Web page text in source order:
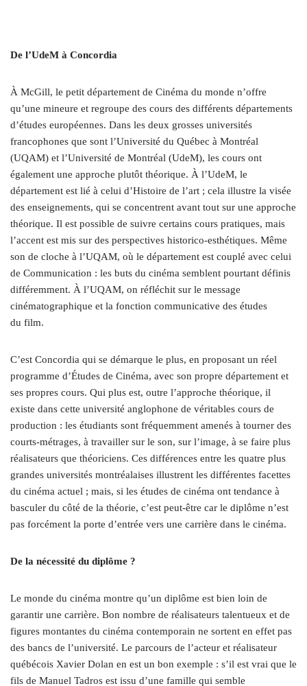
De l’UdeM à Concordia
À McGill, le petit département de Cinéma du monde n’offre
qu’une mineure et regroupe des cours des différents départements
d’études européennes. Dans les deux grosses universités
francophones que sont l’Université du Québec à Montréal
(UQAM) et l’Université de Montréal (UdeM), les cours ont
également une approche plutôt théorique. À l’UdeM, le
département est lié à celui d’Histoire de l’art ; cela illustre la visée
des enseignements, qui se concentrent avant tout sur une approche
théorique. Il est possible de suivre certains cours pratiques, mais
l’accent est mis sur des perspectives historico-esthétiques. Même
son de cloche à l’UQAM, où le département est couplé avec celui
de Communication : les buts du cinéma semblent pourtant définis
différemment. À l’UQAM, on réfléchit sur le message
cinématographique et la fonction communicative des études
du film.
C’est Concordia qui se démarque le plus, en proposant un réel
programme d’Études de Cinéma, avec son propre département et
ses propres cours. Qui plus est, outre l’approche théorique, il
existe dans cette université anglophone de véritables cours de
production : les étudiants sont fréquemment amenés à tourner des
courts-métrages, à travailler sur le son, sur l’image, à se faire plus
réalisateurs que théoriciens. Ces différences entre les quatre plus
grandes universités montréalaises illustrent les différentes facettes
du cinéma actuel ; mais, si les études de cinéma ont tendance à
basculer du côté de la théorie, c’est peut-être car le diplôme n’est
pas forcément la porte d’entrée vers une carrière dans le cinéma.
De la nécessité du diplôme ?
Le monde du cinéma montre qu’un diplôme est bien loin de
garantir une carrière. Bon nombre de réalisateurs talentueux et de
figures montantes du cinéma contemporain ne sortent en effet pas
des bancs de l’université. Le parcours de l’acteur et réalisateur
québécois Xavier Dolan en est un bon exemple : s’il est vrai que le
fils de Manuel Tadros est issu d’une famille qui semble